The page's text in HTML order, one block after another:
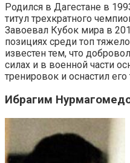
Родился в Дагестане в
титул трехкратного
Завоевал Кубок мира в
позициях среди топ
известен тем, что
силах и в военной части
тренировок и оснастил
Ибрагим